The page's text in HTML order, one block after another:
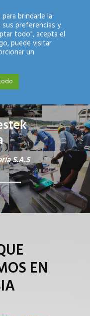
Modo Nocturno
S.A.S
EN
brindarle la
preferencias y
todo", acepta el
puede visitar
un